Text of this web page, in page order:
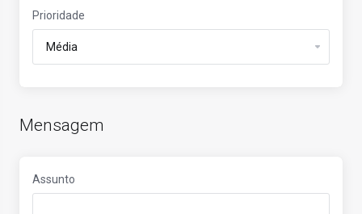
Prioridade
Mensagem
Assunto